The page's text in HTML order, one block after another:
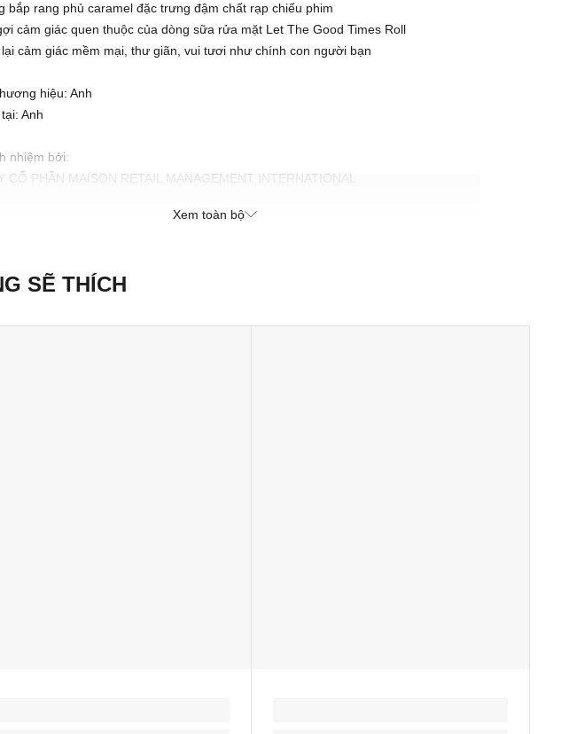
bắp rang phủ caramel đặc trưng đậm chất rạp chiếu phim
cảm giác quen thuộc của dòng sữa rửa mặt Let The Good Times Roll
cảm giác mềm mại, thư giãn, vui tươi như chính con người bạn
hiệu: Anh
Anh
nhiệm bởi:
CỔ PHẦN MAISON RETAIL MANAGEMENT INTERNATIONAL
Xem toàn bộ
SẼ THÍCH